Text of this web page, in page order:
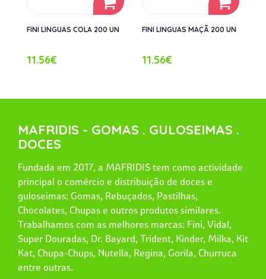
FINI LINGUAS COLA 200 UN
11.56€
FINI LINGUAS MAÇÃ 200 UN
11.56€
MAFRIDIS - GOMAS . GULOSEIMAS .
DOCES
Fundada em 2017, a MAFRIDIS tem como actividade
principal o comércio e distribuição de doces e
guloseimas: Gomas, Rebuçados, Pastilhas,
Chocolates, Chupas e outros produtos similares.
Trabalhamos com as melhores marcas: Fini, Vidal,
Super Douradas, Dr. Bayard, Trident, Kinder, Milka, Kit
Kat, Chupa-Chups, Nutella, Regina, Gorila, Churruca
entre outras.